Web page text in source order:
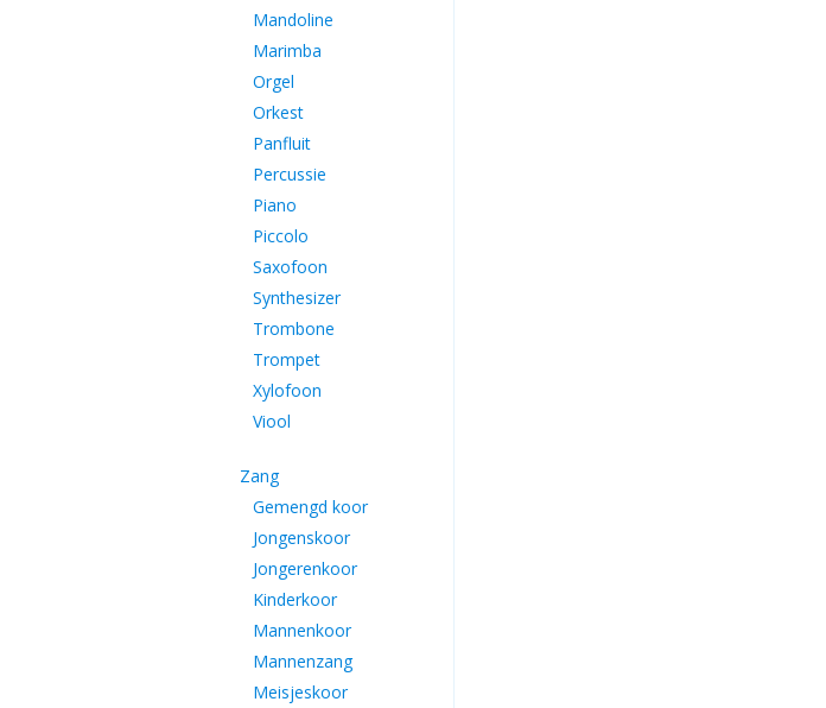
Mandoline
Marimba
Orgel
Orkest
Panfluit
Percussie
Piano
Piccolo
Saxofoon
Synthesizer
Trombone
Trompet
Xylofoon
Viool
Zang
Gemengd koor
Jongenskoor
Jongerenkoor
Kinderkoor
Mannenkoor
Mannenzang
Meisjeskoor